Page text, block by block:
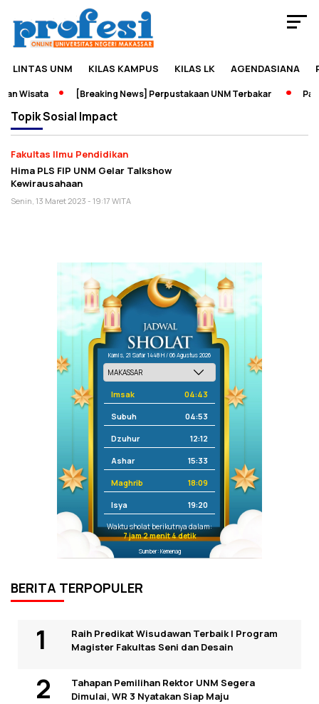
LINTAS UNM KILAS KAMPUS KILAS LK AGENDASIANA
Wisata [Breaking News] Perpustakaan UNM Terbakar
TopikSosial Impact
Fakultas Ilmu Pendidikan
Hima PLS FIP UNM Gelar Talkshow
Kewirausahaan
Senin, 13 Maret 2023 - 19:17 WITA
Kamis, 21 Safar 1448 H / 06 Agustus 2026
Imsak 04:43
Subuh 04:53
Dzuhur 12:12
Ashar 15:33
Maghrib 18:09
Isya 19:20
Waktu sholat berikutnya dalam:
7 jam 2 menit 4 detik
Sumber: Kemenag
BERITA TERPOPULER
Raih Predikat Wisudawan Terbaik I Program
Magister Fakultas Seni dan Desain
Tahapan Pemilihan Rektor UNM Segera
Dimulai, WR 3 Nyatakan Siap Maju